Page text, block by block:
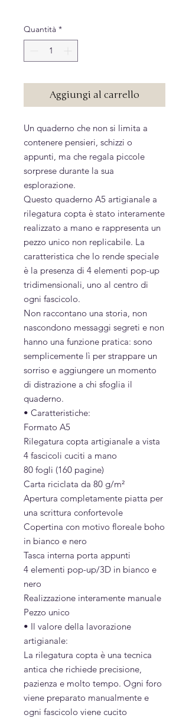
Quantità *
Aggiungi al carrello
Un quaderno che non si limita a
contenere pensieri, schizzi o
appunti, ma che regala piccole
sorprese durante la sua
esplorazione.
Questo quaderno A5 artigianale a
rilegatura copta è stato interamente
realizzato a mano e rappresenta un
pezzo unico non replicabile. La
caratteristica che lo rende speciale
è la presenza di 4 elementi pop-up
tridimensionali, uno al centro di
ogni fascicolo.
Non raccontano una storia, non
nascondono messaggi segreti e non
hanno una funzione pratica: sono
semplicemente lì per strappare un
sorriso e aggiungere un momento
di distrazione a chi sfoglia il
quaderno.
• Caratteristiche:
Formato A5
Rilegatura copta artigianale a vista
4 fascicoli cuciti a mano
80 fogli (160 pagine)
Carta riciclata da 80 g/m²
Apertura completamente piatta per
una scrittura confortevole
Copertina con motivo floreale boho
in bianco e nero
Tasca interna porta appunti
4 elementi pop-up/3D in bianco e
nero
Realizzazione interamente manuale
Pezzo unico
• Il valore della lavorazione
artigianale:
La rilegatura copta è una tecnica
antica che richiede precisione,
pazienza e molto tempo. Ogni foro
viene preparato manualmente e
ogni fascicolo viene cucito